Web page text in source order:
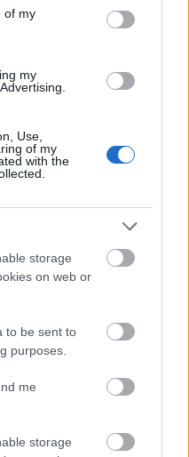
of my
my
Use,
of my
with the
storage
on web or
to be sent to
purposes.
me
storage
Μπουσκέτς, Τζόρντι
όλοι τους περάσει τα
διανύουν τη δύση της
σχεδόν 37, ο Μέσι 36, ο
ελίτ της
- Τα κρασιά που
αναζήτηση μιας γερής
την ενεργό δράση.
πριν πατήσει το πόδι
όπως θρυλικός
Κιελίνι, και ο Ουαλός
το κατεξοχήν
λίγο πριν
σε καμία περίπτωση